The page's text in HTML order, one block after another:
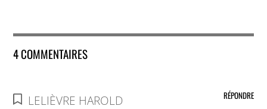
4 COMMENTAIRES
LELIÈVRE HAROLD RÉPONDRE